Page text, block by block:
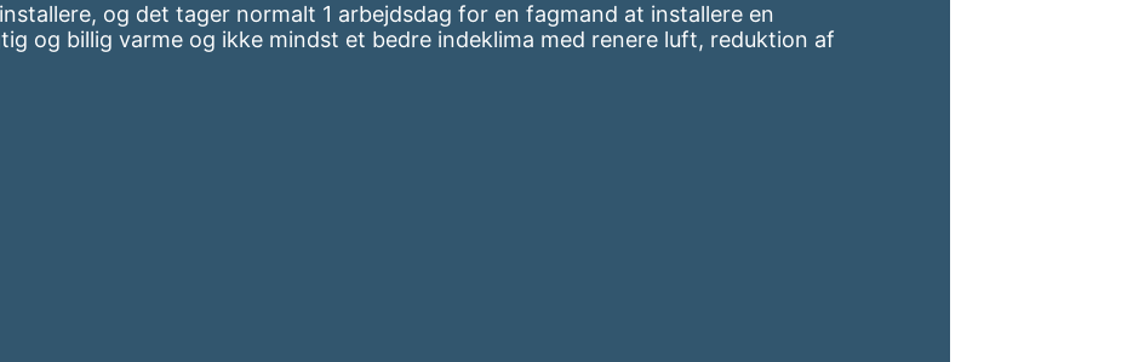
og det tager normalt 1 arbejdsdag for en fagmand at installere en
og billig varme og ikke mindst et bedre indeklima med renere luft, reduktion af